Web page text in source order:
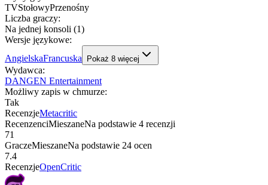
TVStołowyPrzenośny
Liczba graczy:
Na jednej konsoli (1)
Wersje językowe:
AngielskaFrancuska Pokaż 8 więcej
Wydawca:
DANGEN Entertainment
Możliwy zapis w chmurze:
Tak
RecenzjeMetacritic
RecenzenciMieszaneNa podstawie 4 recenzji
71
GraczeMieszaneNa podstawie 24 ocen
7.4
RecenzjeOpenCritic